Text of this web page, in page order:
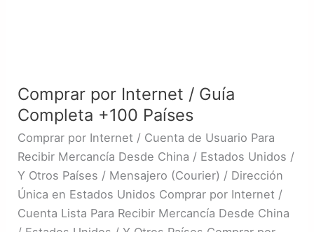
Comprar por Internet / Guía
Completa +100 Países
Comprar por Internet / Cuenta de Usuario Para
Recibir Mercancía Desde China / Estados Unidos /
Y Otros Países / Mensajero (Courier) / Dirección
Única en Estados Unidos Comprar por Internet /
Cuenta Lista Para Recibir Mercancía Desde China
Internet
/
Guía
Completa
+100
Países